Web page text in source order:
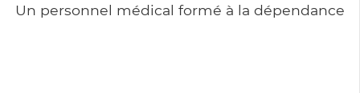
Un personnel médical formé à la dépendance